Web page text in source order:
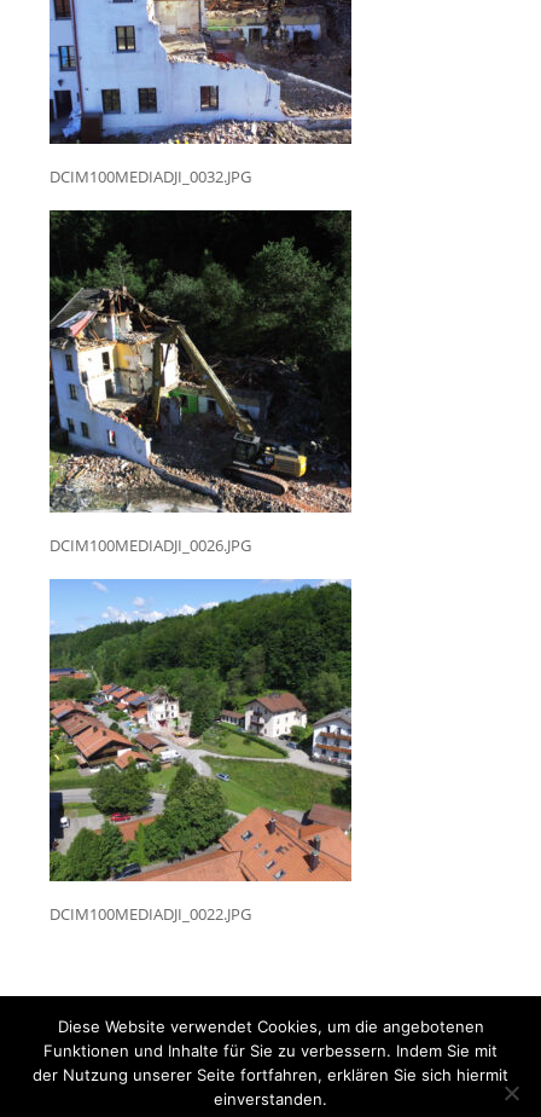
DCIM100MEDIADJI_0032.JPG
DCIM100MEDIADJI_0026.JPG
DCIM100MEDIADJI_0022.JPG
Diese Website verwendet Cookies, um die angebotenen
Funktionen und Inhalte für Sie zu verbessern. Indem Sie mit
der Nutzung unserer Seite fortfahren, erklären Sie sich hiermit
einverstanden.